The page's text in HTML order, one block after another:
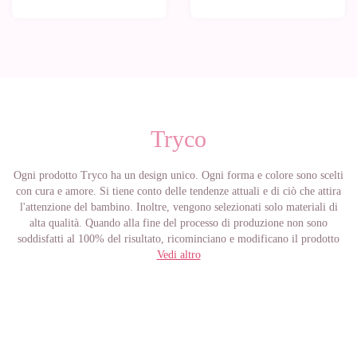
Tryco
Ogni prodotto Tryco ha un design unico. Ogni forma e colore sono scelti
con cura e amore. Si tiene conto delle tendenze attuali e di ciò che attira
l'attenzione del bambino. Inoltre, vengono selezionati solo materiali di
alta qualità. Quando alla fine del processo di produzione non sono
soddisfatti al 100% del risultato, ricominciano e modificano il prodotto
fino a raggiungere l'obiettivo desiderato. Ogni prodotto Tryco ha un
Vedi altro